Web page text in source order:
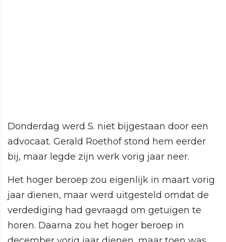
Donderdag werd S. niet bijgestaan door een
advocaat. Gerald Roethof stond hem eerder
bij, maar legde zijn werk vorig jaar neer.
Het hoger beroep zou eigenlijk in maart vorig
jaar dienen, maar werd uitgesteld omdat de
verdediging had gevraagd om getuigen te
horen. Daarna zou het hoger beroep in